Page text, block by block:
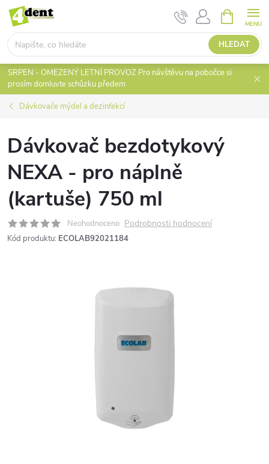
Přejít
obsah
HLEDAT
NÁKUPNÍ
KOŠÍK
SRPEN - OMEZENÝ LETNÍ PROVOZ Pro návštěvu na pobočce si
prosím domluvte schůzku předem
Dávkovače mýdel a dezinfekcí
Dávkovač bezdotykový
NEXA - pro náplně
(kartuše) 750 ml
Neohodnoceno Podrobnosti hodnocení
Kód produktu: ECOLAB92021184